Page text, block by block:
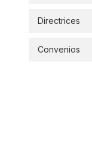
Directrices
Convenios